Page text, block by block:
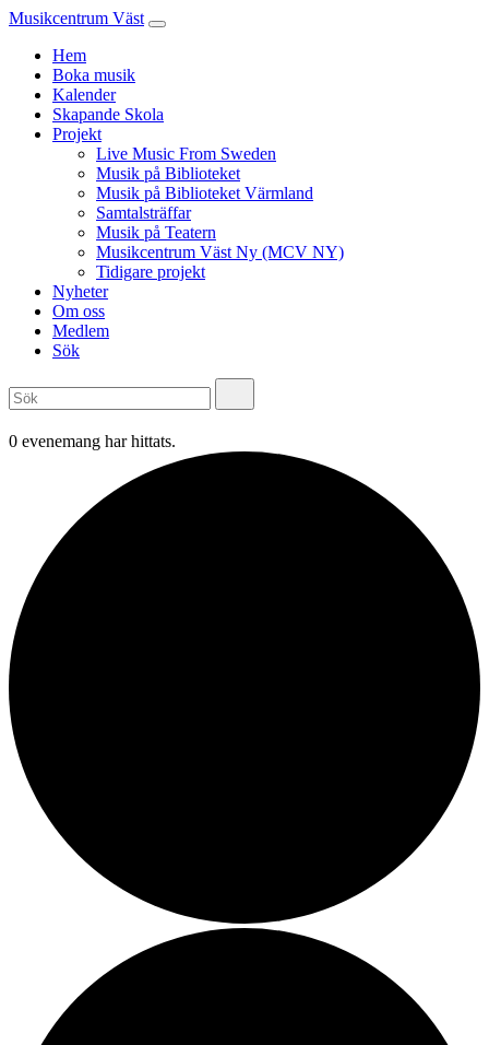
Musikcentrum Väst
Hem
Boka musik
Kalender
Skapande Skola
Projekt
Live Music From Sweden
Musik på Biblioteket
Musik på Biblioteket Värmland
Samtalsträffar
Musik på Teatern
Musikcentrum Väst Ny (MCV NY)
Tidigare projekt
Nyheter
Om oss
Medlem
Sök
0 evenemang har hittats.